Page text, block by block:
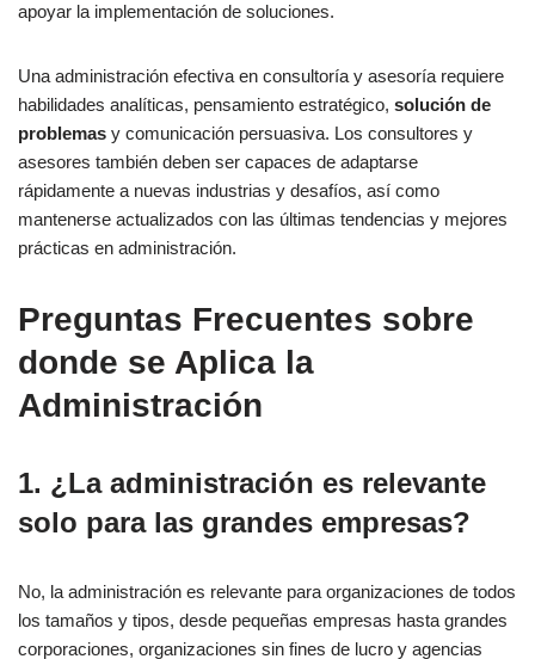
apoyar la implementación de soluciones.
Una administración efectiva en consultoría y asesoría requiere
habilidades analíticas, pensamiento estratégico, solución de
problemas y comunicación persuasiva. Los consultores y
asesores también deben ser capaces de adaptarse
rápidamente a nuevas industrias y desafíos, así como
mantenerse actualizados con las últimas tendencias y mejores
prácticas en administración.
Preguntas Frecuentes sobre
donde se Aplica la
Administración
1. ¿La administración es relevante
solo para las grandes empresas?
No, la administración es relevante para organizaciones de todos
los tamaños y tipos, desde pequeñas empresas hasta grandes
corporaciones, organizaciones sin fines de lucro y agencias